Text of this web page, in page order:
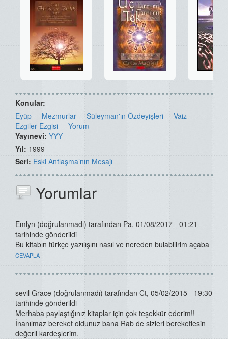
Konular:
Eyüp
Mezmurlar Süleyman'ın Özdeyişleri
Vaiz
Ezgiler Ezgisi
Yorum
Yayınevi: YYY
Yıl: 1999
Seri: Eski Antlaşma’nın Mesajı
Yorumlar
Emlyn (doğrulanmadı) tarafından Pa, 01/08/2017 - 01:21
tarihinde gönderildi
Bu kitabın türkçe yazılışını nasıl ve nereden bulabilirim açaba
CEVAPLA
sevil Grace (doğrulanmadı) tarafından Ct, 05/02/2015 - 19:30
tarihinde gönderildi
Merhaba paylaştığınız kitaplar için çok teşekkür ederim!!
İnanılmaz bereket oldunuz bana Rab de sizleri bereketlesin
değerli kardeşlerim.